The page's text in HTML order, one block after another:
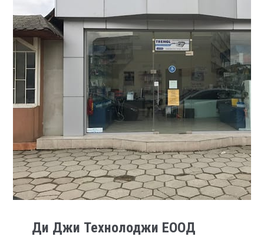
Ди Джи Технолоджи ЕООД